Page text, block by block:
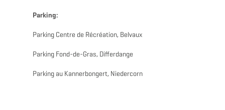
Parking:
Parking Centre de Récréation, Belvaux
Parking Fond-de-Gras, Differdange
Parking au Kannerbongert, Niedercorn